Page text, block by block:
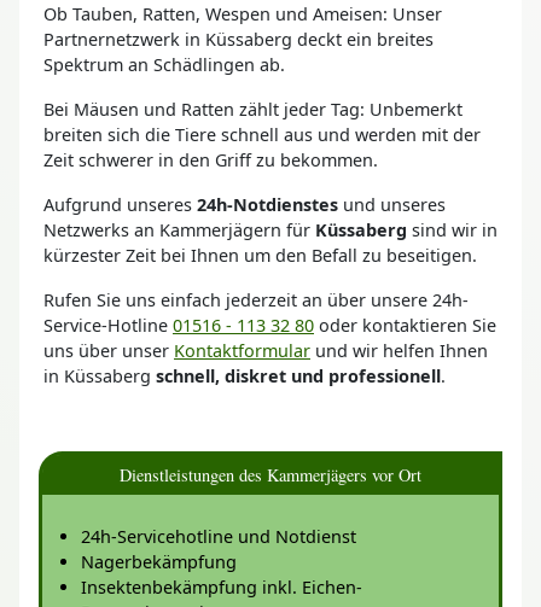
Ob Tauben, Ratten, Wespen und Ameisen: Unser
Partnernetzwerk in Küssaberg deckt ein breites
Spektrum an Schädlingen ab.
Bei Mäusen und Ratten zählt jeder Tag: Unbemerkt
breiten sich die Tiere schnell aus und werden mit der
Zeit schwerer in den Griff zu bekommen.
Aufgrund unseres 24h-Notdienstes und unseres
Netzwerks an Kammerjägern für Küssaberg sind wir in
kürzester Zeit bei Ihnen um den Befall zu beseitigen.
Rufen Sie uns einfach jederzeit an über unsere 24h-
Service-Hotline 01516 - 113 32 80 oder kontaktieren Sie
uns über unser Kontaktformular und wir helfen Ihnen
in Küssaberg schnell, diskret und professionell.
Dienstleistungen des Kammerjägers vor Ort
24h-Servicehotline und Notdienst
Nagerbekämpfung
Insektenbekämpfung inkl. Eichen-